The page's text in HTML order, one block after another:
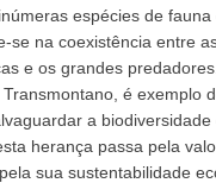
espécies de fauna
se na coexistência entre
e os grandes
é exemplo
a
herança passa pela
sua sustentabilidade